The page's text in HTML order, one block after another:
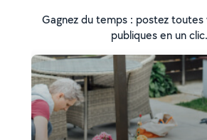
Gagnez du temps : postez toutes
publiques en un clic.